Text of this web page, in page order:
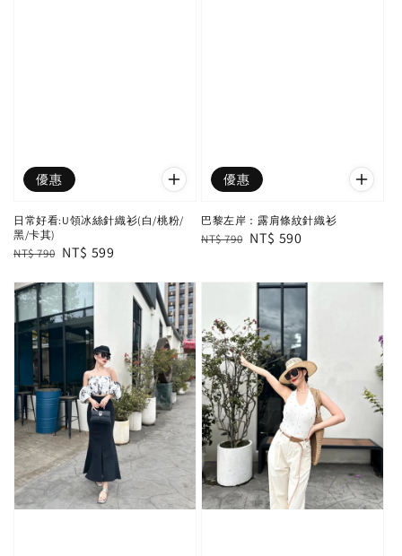
優惠
日常好看:U領冰絲針織衫(白/桃粉/
黑/卡其)
Regular
NT$ 790 Sale
NT$ 599
優惠
巴黎左岸：露肩條紋針織衫
Regular
NT$ 790 Sale
NT$ 590